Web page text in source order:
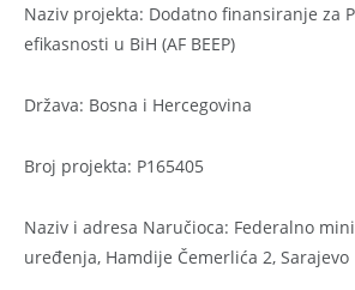
Naziv projekta: Dodatno finansiranje za
efikasnosti u BiH (AF BEEP)
Država: Bosna i Hercegovina
Broj projekta: P165405
Naziv i adresa Naručioca: Federalno
uređenja, Hamdije Čemerlića 2, Sarajevo